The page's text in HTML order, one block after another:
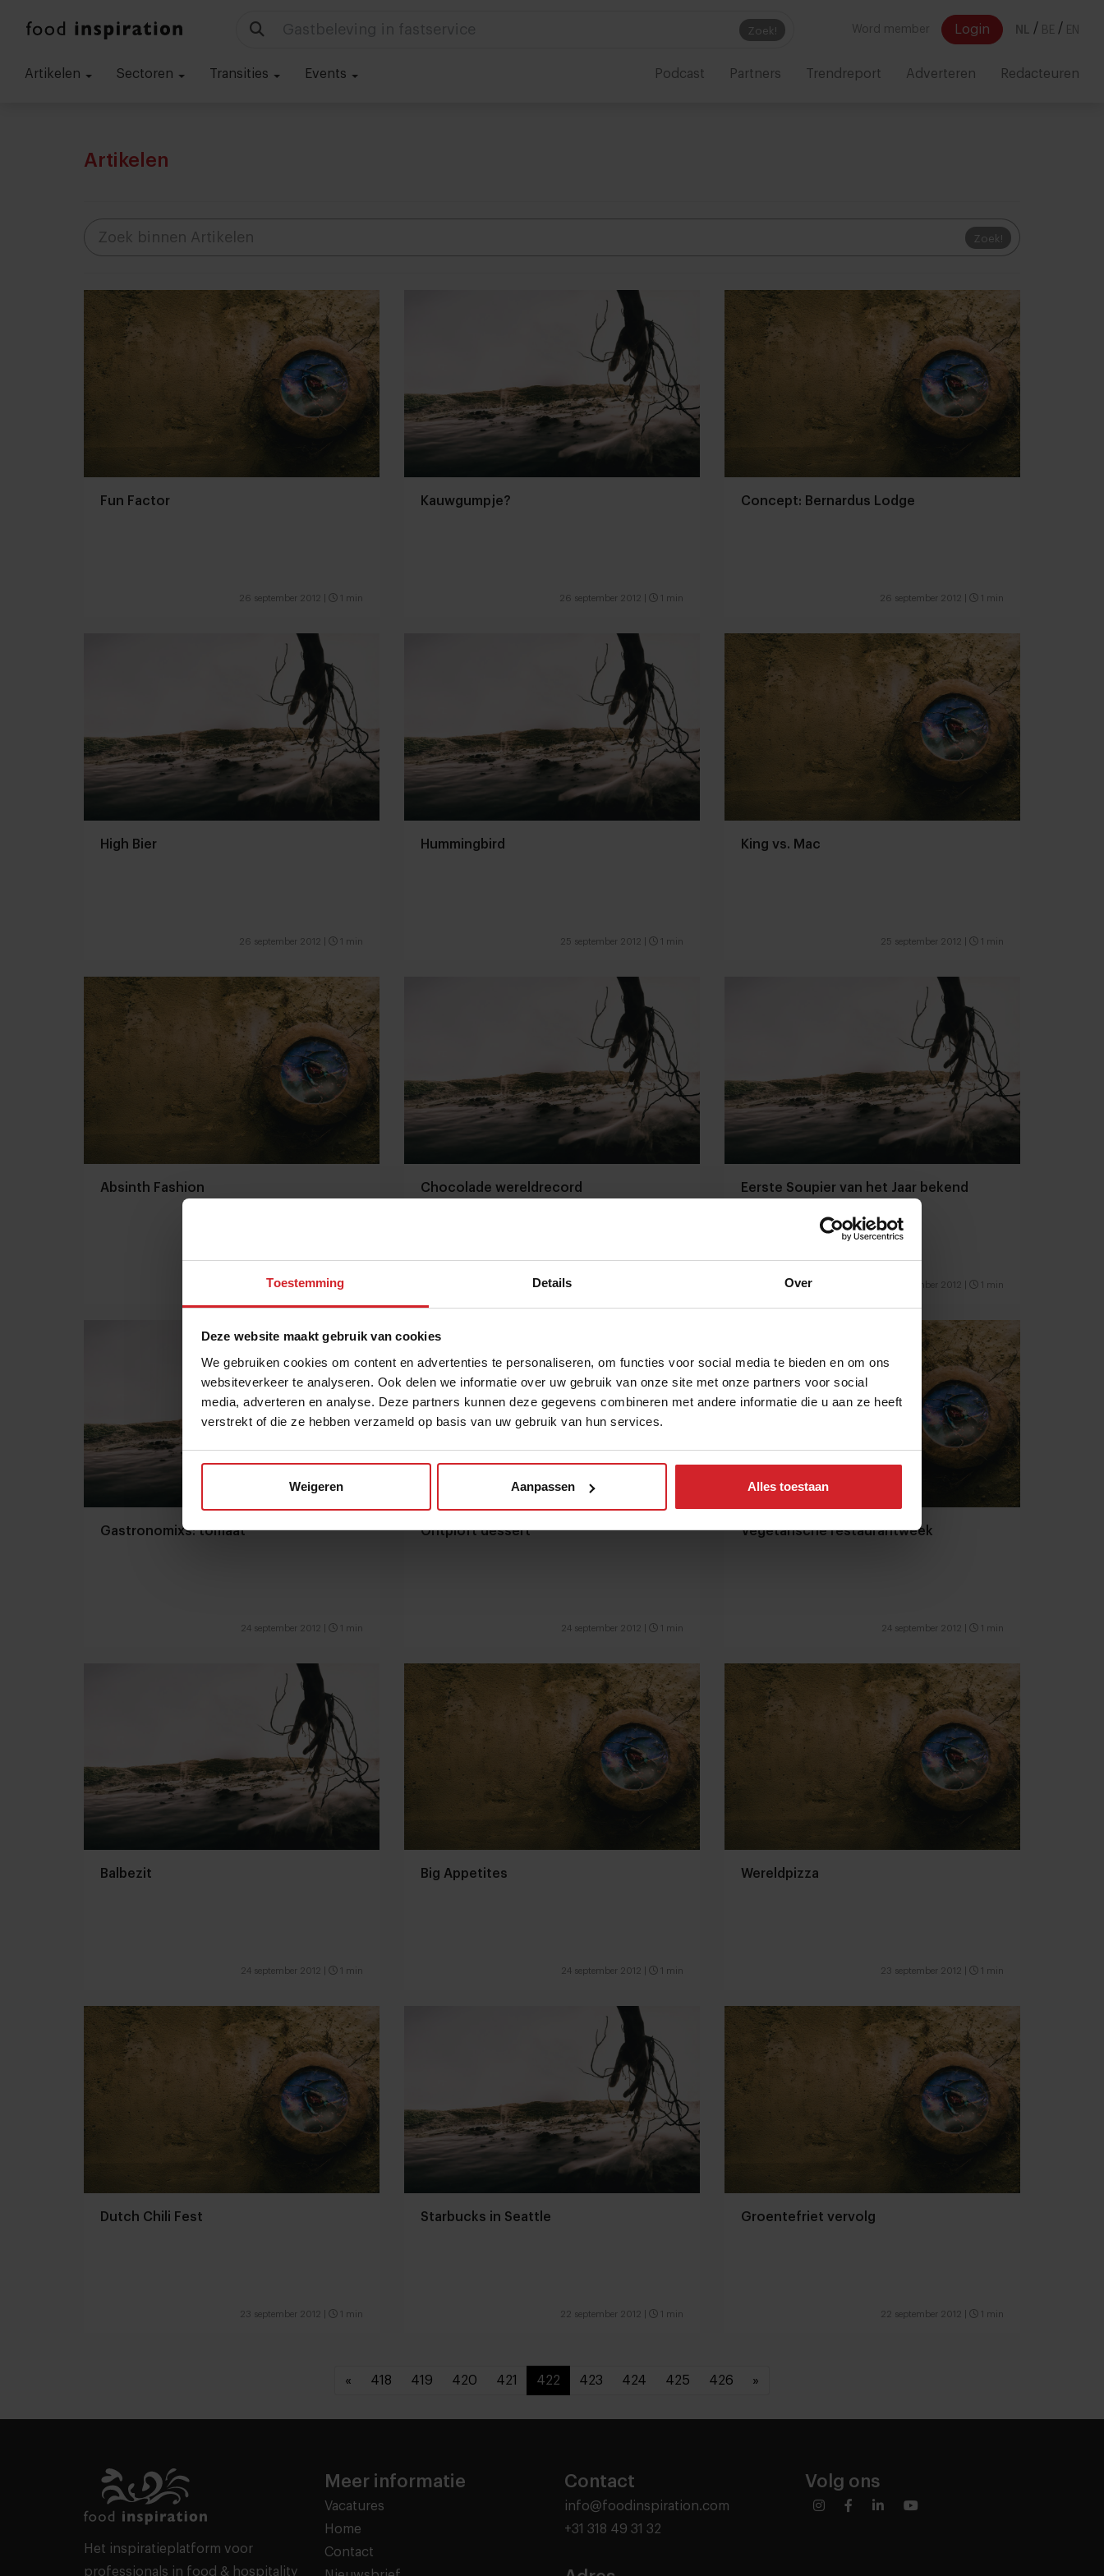
Toestemming Details Over
Deze website maakt gebruik van cookies
We gebruiken cookies om content en advertenties te personaliseren, om functies voor social media te bieden en om ons
websiteverkeer te analyseren. Ook delen we informatie over uw gebruik van onze site met onze partners voor social
media, adverteren en analyse. Deze partners kunnen deze gegevens combineren met andere informatie die u aan ze heeft
verstrekt of die ze hebben verzameld op basis van uw gebruik van hun services.
Weigeren Aanpassen Alles toestaan
Zoek!
Gastbeleving in fastservice Word member Login NL / BE / EN
Artikelen Sectoren Transities Events Podcast Partners Trendreport Adverteren Redacteuren
Artikelen
Zoek!
Fun Factor
26 september 2012 1 min
Kauwgumpje?
26 september 2012 1 min
Concept: Bernardus Lodge
26 september 2012 1 min
High Bier
26 september 2012 1 min
Hummingbird
25 september 2012 1 min
King vs. Mac
25 september 2012 1 min
Absinth Fashion
25 september 2012| 1 min
Chocolade wereldrecord
25 september 2012
Eerste Soupier van het Jaar bekend
24 september 2012 1 min
Gastronomixs: tomaat
24 september 2012 1 min
Ontploft dessert
24 september 2012 1 min
Vegetarische restaurantweek
24 september 2012 1 min
Balbezit
24 september 2012 1 min
Big Appetites
24 september 2012 1 min
Wereldpizza
23 september 2012 1 min
Dutch Chili Fest
23 september 2012 1 min
Starbucks in Seattle
22 september 2012 1 min
Groentefriet vervolg
22 september 2012 1 min
« 418 419 420 421 422 423 424 425 426 »
Het inspiratieplatform voor
professionals in food & hospitality
Meer informatie
Vacatures
Home
Contact
Contact
info@foodinspiration.com
+31 318 49 31 32
Volg ons